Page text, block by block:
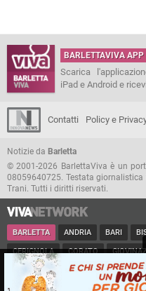
BARLETTAVIVA APP
Scarica
iPad e Android e
Contatti Policy e
Notizie da Barletta
© 2001-2026 BarlettaViva è un
08059640725. Testata
Trani. Tutti i diritti riservati.
BARLETTA ANDRIA BARI
CERIGNOLA CORATO
MINERVINO MODUGNO